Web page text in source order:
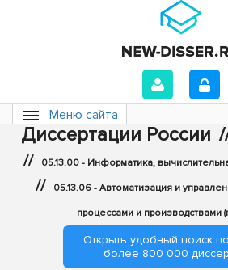
Меню сайта
Диссертации России
// 05.13.00 - Информатика,
// 05.13.06 - Автоматизация и
процессами и производствами
Открыть удобный поиск
более 800 000